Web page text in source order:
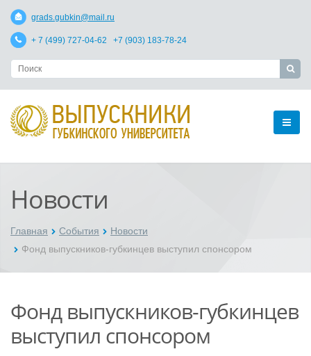
grads.gubkin@mail.ru
+ 7 (499) 727-04-62 +7 (903) 183-78-24
Новости
Главная События
Новости
Фонд выпускников-губкинцев выступил спонсором
Фонд выпускников-губкинцев
выступил спонсором